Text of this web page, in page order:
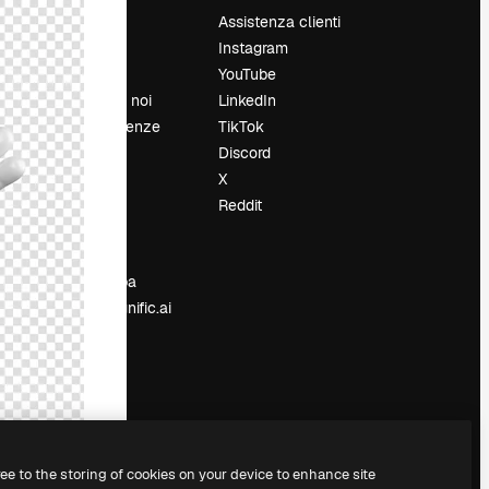
Prezzi
Chi siamo
Recensioni
Lavora con noi
Cerca tendenze
Blog
Eventi
Slidesgo
Vendi i tuoi
contenuti
Sala stampa
Cerchi magnific.ai
Assistenza clienti
Instagram
YouTube
LinkedIn
TikTok
Discord
X
Reddit
to the storing of cookies on your device to enhance site